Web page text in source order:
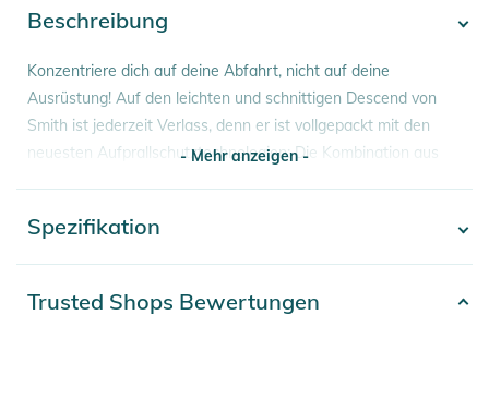
Beschreibung
Konzentriere dich auf deine Abfahrt, nicht auf deine
Ausrüstung! Auf den leichten und schnittigen Descend von
Smith ist jederzeit Verlass, denn er ist vollgepackt mit den
neuesten Aufprallschutztechnologien: Die Kombination aus
kalten, stürmischen Tag plötzlich die Sonne rauskommt,
kannst du dein Kopfklima ganz einfach über die verstellbaren
kompatiblen Ohrenschützer nimmst du deinen Soundtrack mit
- Mehr anzeigen -
Spezifikation
Trusted Shops Bewertungen